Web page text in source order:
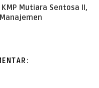
Mutiara Sentosa II,